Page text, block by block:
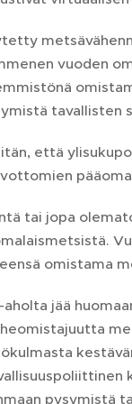
vuoden
tavallisten
että
tai jopa
omistama
aholta jää
pysymistä